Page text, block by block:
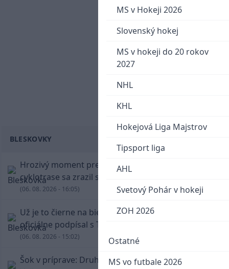
MS v Hokeji 2026
Slovenský hokej
MS v hokeji do 20 rokov
2027
NHL
KHL
Hokejová Liga Majstrov
Tipsport liga
AHL
Svetový Pohár v hokeji
ZOH 2026
Ostatné
MS vo futbale 2026
BLESKOVKY
Hrozivý moment pre Zdena Cháru! Na
cyklotrase sa zrazil s bežcom
(06. 08. 2026 - 16:05)
Už je to čierne na bielom: Mohamed Salah
oficiálne podpísal s Trabzonsporom
(06. 08. 2026 - 15:02)
Šok v príprave: Druholigová Mallorca s